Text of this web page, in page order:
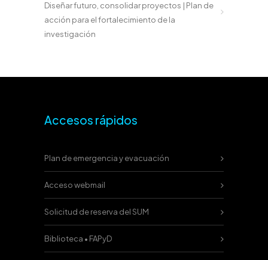
Diseñar futuro, consolidar proyectos | Plan de
acción para el fortalecimiento de la
investigación
Accesos rápidos
Plan de emergencia y evacuación
Acceso webmail
Solicitud de reserva del SUM
Biblioteca • FAPyD